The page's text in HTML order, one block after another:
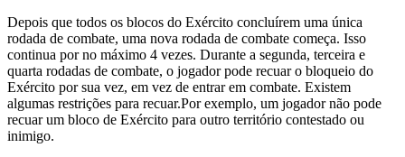
Depois que todos os blocos do Exército concluírem uma única
rodada de combate, uma nova rodada de combate começa. Isso
continua por no máximo 4 vezes. Durante a segunda, terceira e
quarta rodadas de combate, o jogador pode recuar o bloqueio do
Exército por sua vez, em vez de entrar em combate. Existem
algumas restrições para recuar.Por exemplo, um jogador não pode
recuar um bloco de Exército para outro território contestado ou
inimigo.